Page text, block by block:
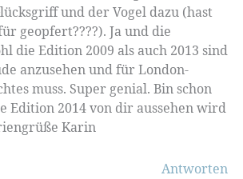
und der Vogel dazu (hast
geopfert????). Ja und die
die Edition 2009 als auch 2013 sind
anzusehen und für London-
muss. Super genial. Bin schon
Edition 2014 von dir aussehen wird
Karin
Antworten